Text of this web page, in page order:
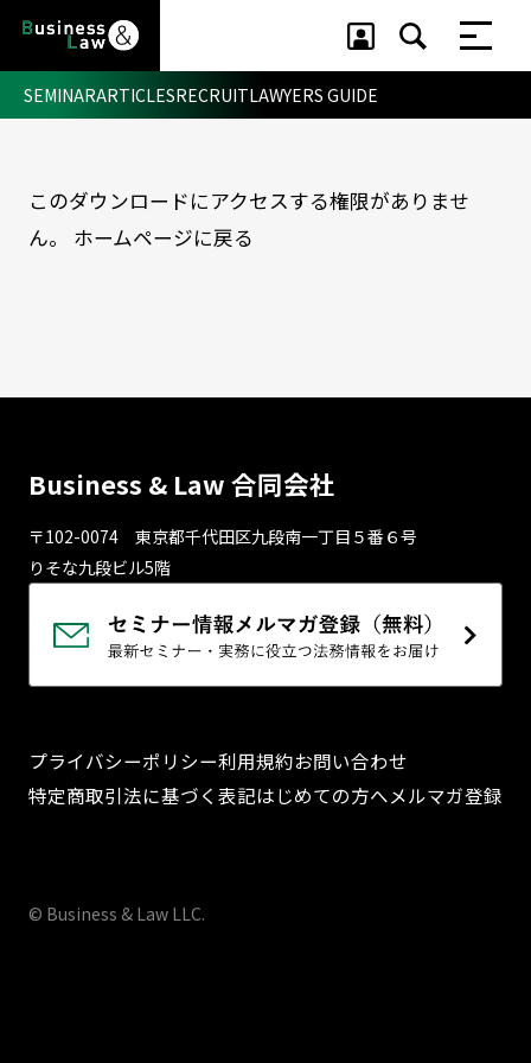
セミナー ・ 記事
セミナー
SEMINARARTICLESRECRUITLAWYERS GUIDE
このダウンロードにアクセスする権限がありませ
ん。 ホームページに戻る
Business & Law 合同会社
〒102-0074 東京都千代⽥区九段南⼀丁⽬５番６号
りそな九段ビル5階
プライバシーポリシー利用規約お問い合わせ
特定商取引法に基づく表記はじめての方へメルマガ登録
© Business & Law LLC.